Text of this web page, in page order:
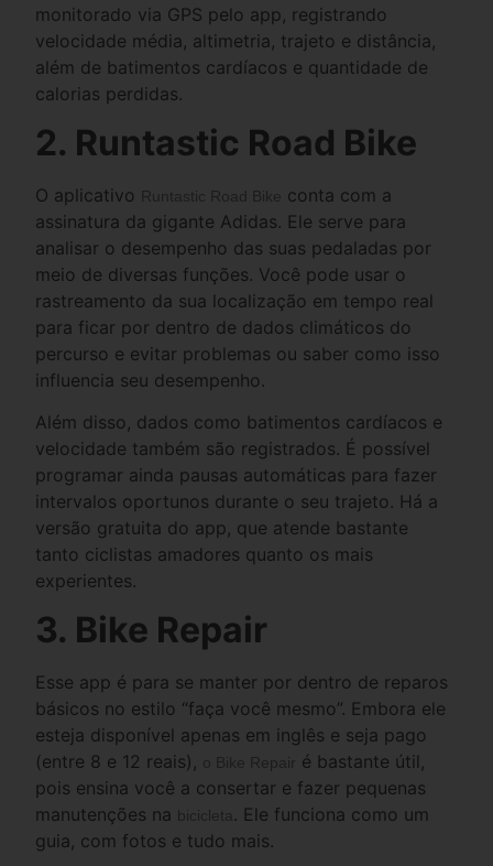
monitorado via GPS pelo app, registrando
velocidade média, altimetria, trajeto e distância,
além de batimentos cardíacos e quantidade de
calorias perdidas.
2. Runtastic Road Bike
O aplicativo Runtastic Road Bike conta com a
assinatura da gigante Adidas. Ele serve para
analisar o desempenho das suas pedaladas por
meio de diversas funções. Você pode usar o
rastreamento da sua localização em tempo real
para ficar por dentro de dados climáticos do
percurso e evitar problemas ou saber como isso
influencia seu desempenho.
Além disso, dados como batimentos cardíacos e
velocidade também são registrados. É possível
programar ainda pausas automáticas para fazer
intervalos oportunos durante o seu trajeto. Há a
versão gratuita do app, que atende bastante
tanto ciclistas amadores quanto os mais
experientes.
3. Bike Repair
Esse app é para se manter por dentro de reparos
básicos no estilo “faça você mesmo”. Embora ele
esteja disponível apenas em inglês e seja pago
(entre 8 e 12 reais),
o Bike Repair é bastante útil,
pois ensina você a consertar e fazer pequenas
manutenções na bicicleta . Ele funciona como um
guia, com fotos e tudo mais.